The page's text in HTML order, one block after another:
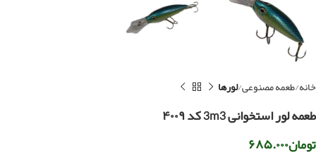
خانه طعمه مصنوعی لورها
طعمه لور استخوانی 3m3 کد ۴۰۰۹
تومان۶۸۵.۰۰۰